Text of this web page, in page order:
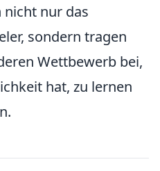
nur das
sondern tragen
Wettbewerb bei,
hat, zu lernen